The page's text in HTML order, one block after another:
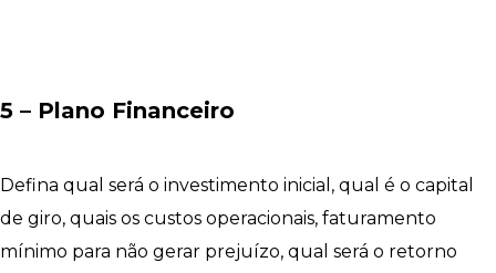
5 – Plano Financeiro
Defina qual será o investimento inicial, qual é o capital
de giro, quais os custos operacionais, faturamento
mínimo para não gerar prejuízo, qual será o retorno